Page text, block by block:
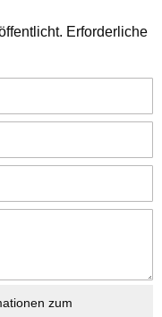
Erforderliche
zum